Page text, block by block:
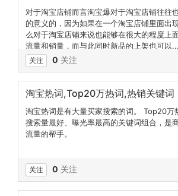
对于淘宝店铺而言淘宝爆对于淘宝店铺往往
的意义的，因为如果在一个淘宝店铺里面出
么对于淘宝店铺来说也能够在很大的程度上
流量和销量，而与此同时新品的上架也可以...
关注 0 关注
淘宝热词,Top20万热词,热销关键词
淘宝热词是有大量买家搜索的词。 Top20万
搜索量最好、曝光率最高的关键词组合，是
流量的帮手。
关注 0 关注